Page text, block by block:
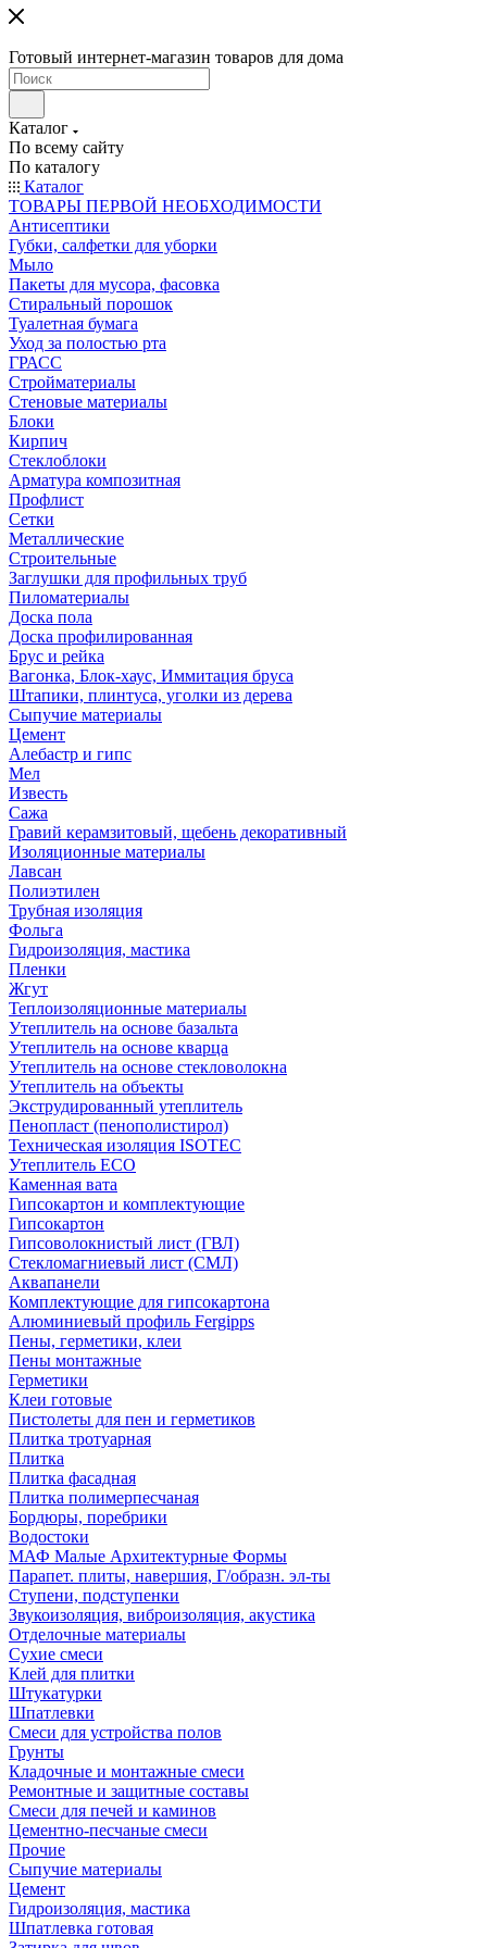
Готовый интернет-магазин товаров для дома
Каталог
По всему сайту
По каталогу
Каталог
ТОВАРЫ ПЕРВОЙ НЕОБХОДИМОСТИ
Антисептики
Губки, салфетки для уборки
Мыло
Пакеты для мусора, фасовка
Стиральный порошок
Туалетная бумага
Уход за полостью рта
ГРАСС
Стройматериалы
Стеновые материалы
Блоки
Кирпич
Стеклоблоки
Арматура композитная
Профлист
Сетки
Металлические
Строительные
Заглушки для профильных труб
Пиломатериалы
Доска пола
Доска профилированная
Брус и рейка
Вагонка, Блок-хаус, Иммитация бруса
Штапики, плинтуса, уголки из дерева
Сыпучие материалы
Цемент
Алебастр и гипс
Мел
Известь
Сажа
Гравий керамзитовый, щебень декоративный
Изоляционные материалы
Лавсан
Полиэтилен
Трубная изоляция
Фольга
Гидроизоляция, мастика
Пленки
Жгут
Теплоизоляционные материалы
Утеплитель на основе базальта
Утеплитель на основе кварца
Утеплитель на основе стекловолокна
Утеплитель на объекты
Экструдированный утеплитель
Пенопласт (пенополистирол)
Техническая изоляция ISOTEC
Утеплитель ECO
Каменная вата
Гипсокартон и комплектующие
Гипсокартон
Гипсоволокнистый лист (ГВЛ)
Стекломагниевый лист (СМЛ)
Аквапанели
Комплектующие для гипсокартона
Алюминиевый профиль Fergipps
Пены, герметики, клеи
Пены монтажные
Герметики
Клеи готовые
Пистолеты для пен и герметиков
Плитка тротуарная
Плитка
Плитка фасадная
Плитка полимерпесчаная
Бордюры, поребрики
Водостоки
МАФ Малые Архитектурные Формы
Парапет. плиты, навершия, Г/образн. эл-ты
Ступени, подступенки
Звукоизоляция, виброизоляция, акустика
Отделочные материалы
Сухие смеси
Клей для плитки
Штукатурки
Шпатлевки
Смеси для устройства полов
Грунты
Кладочные и монтажные смеси
Ремонтные и защитные составы
Смеси для печей и каминов
Цементно-песчаные смеси
Прочие
Сыпучие материалы
Цемент
Гидроизоляция, мастика
Шпатлевка готовая